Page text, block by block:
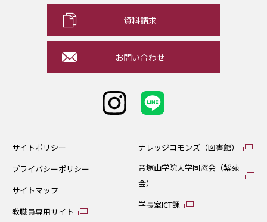
資料請求
お問い合わせ
サイトポリシー
プライバシーポリシー
サイトマップ
教職員専用サイト
ナレッジコモンズ（図書館）
帝塚山学院大学同窓会（紫苑
会）
学長室ICT課